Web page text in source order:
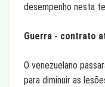
desempenho nesta
Guerra - contrato
O venezuelano
para diminuir as